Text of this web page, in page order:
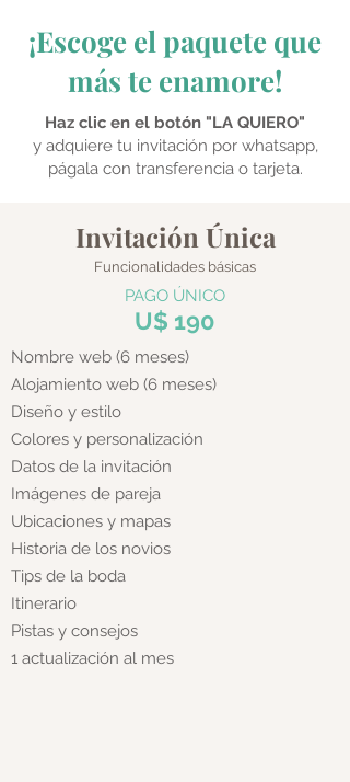
¡Escoge el paquete que
más te enamore!
Haz clic en el botón "LA QUIERO"
y adquiere tu invitación por whatsapp,
págala con transferencia o tarjeta.
Invitación Única
Funcionalidades básicas
PAGO ÚNICO
U$ 190
Nombre web (6 meses)
Alojamiento web (6 meses)
Diseño y estilo
Colores y personalización
Datos de la invitación
Imágenes de pareja
Ubicaciones y mapas
Historia de los novios
Tips de la boda
Itinerario
Pistas y consejos
1 actualización al mes